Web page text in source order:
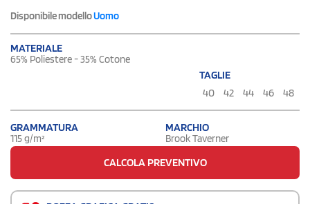
Disponibile modelloUomo
MATERIALE
65% Poliestere - 35% Cotone
TAGLIE
40
42 44 46 48
GRAMMATURA
115 g/m²
MARCHIO
Brook Taverner
CALCOLA PREVENTIVO